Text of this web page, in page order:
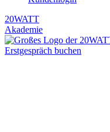
20WATT
Akademie
Erstgespräch buchen